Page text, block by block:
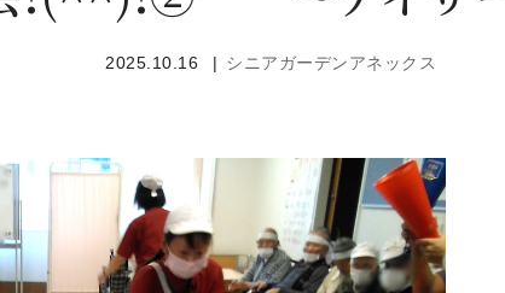
2025.10.16 シニアガーデンアネックス